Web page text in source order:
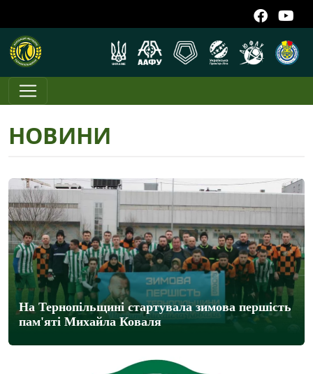
НОВИНИ
На Тернопільщині стартувала зимова першість
пам'яті Михайла Коваля